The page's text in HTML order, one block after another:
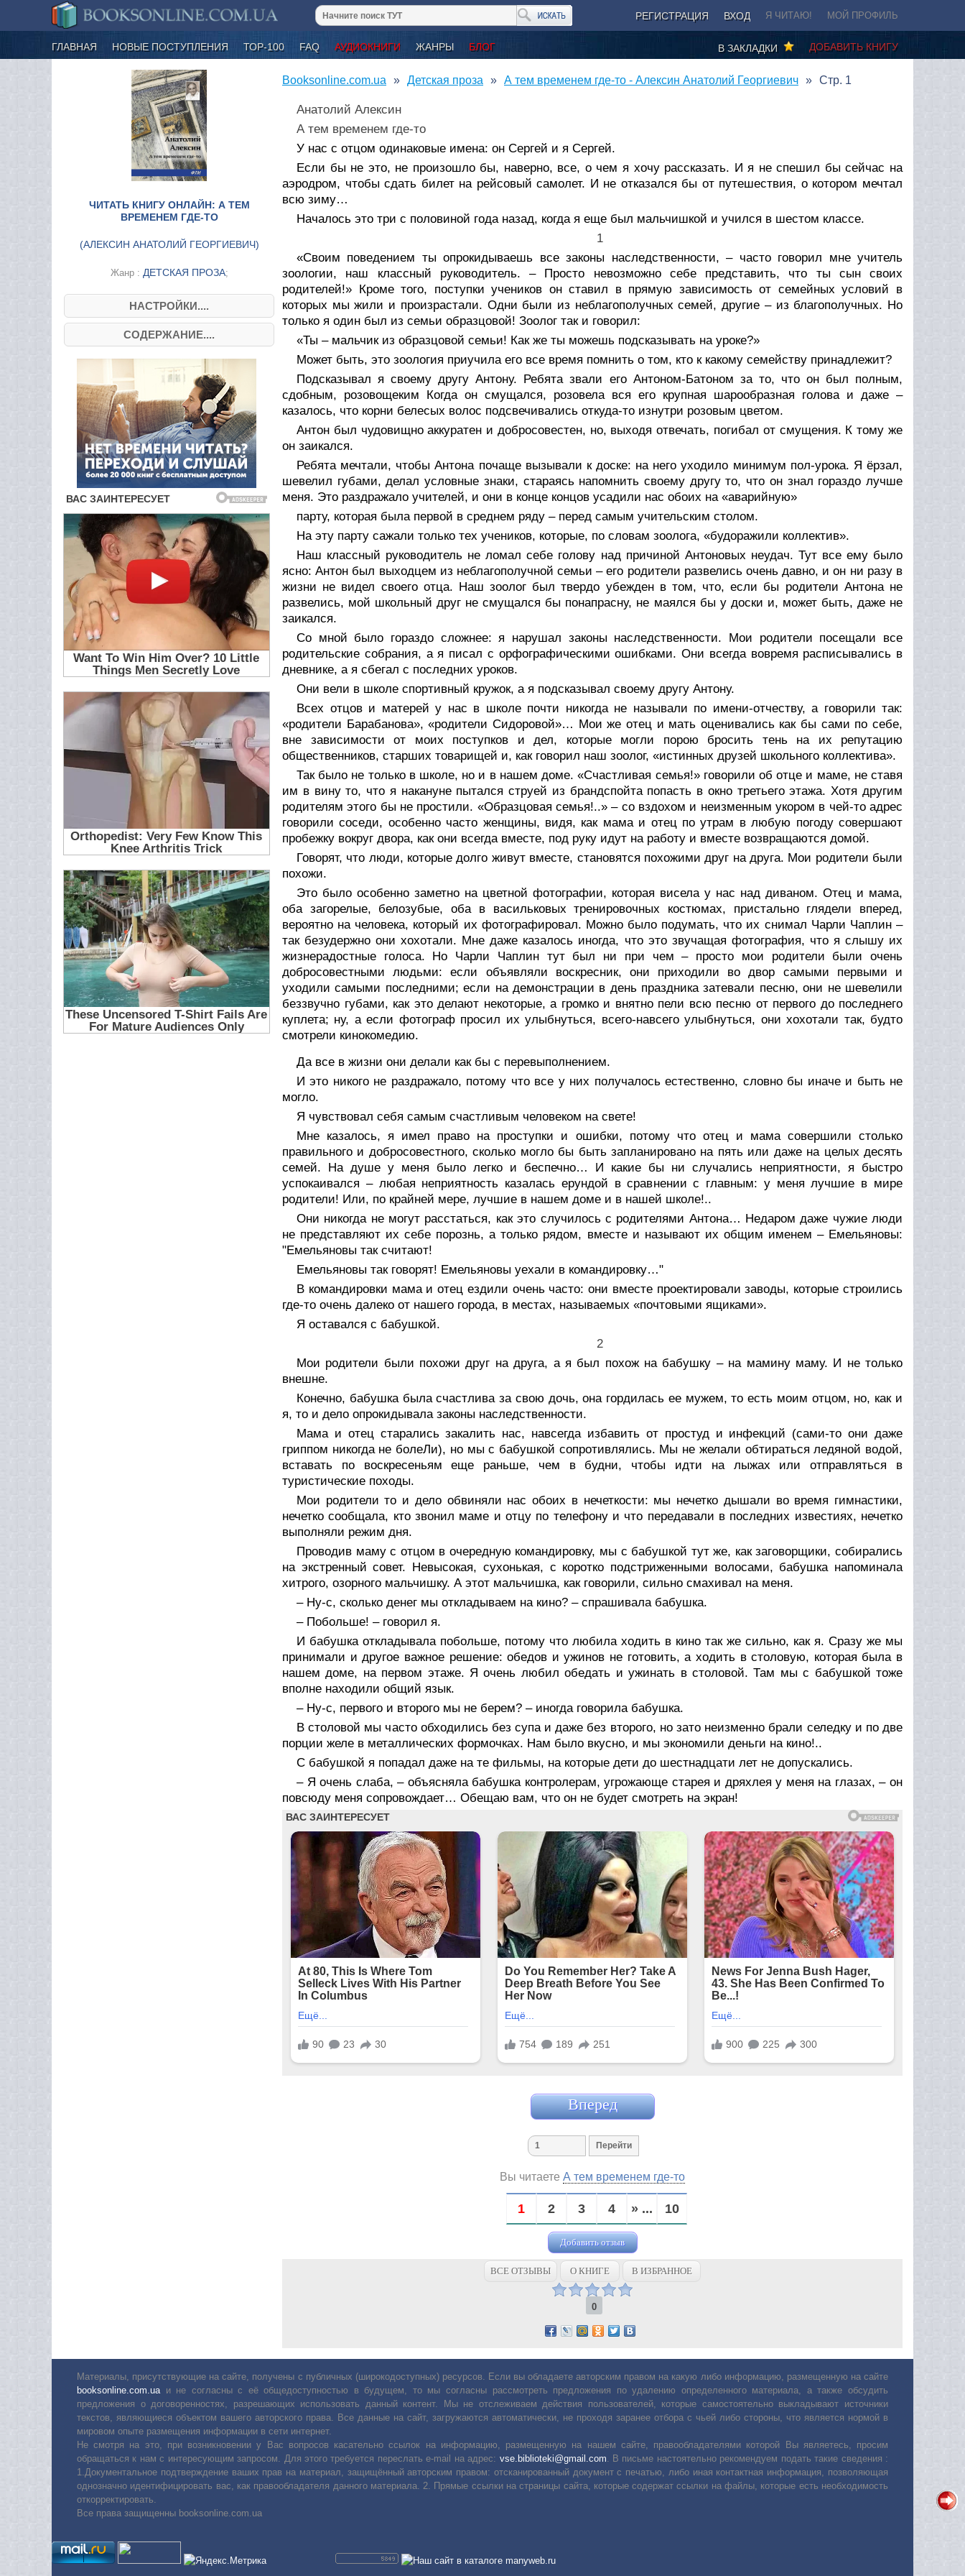
РЕГИСТРАЦИЯ ВХОД Я ЧИТАЮ! МОЙ ПРОФИЛЬ
ГЛАВНАЯ НОВЫЕ ПОСТУПЛЕНИЯ ТОР-100 FAQ АУДИОКНИГИ ЖАНРЫ БЛОГ ДОБАВИТЬ КНИГУ
В ЗАКЛАДКИ
ЧИТАТЬ КНИГУ ОНЛАЙН: А ТЕМ
ВРЕМЕНЕМ ГДЕ-ТО
(АЛЕКСИН АНАТОЛИЙ ГЕОРГИЕВИЧ)
Жанр : ДЕТСКАЯ ПРОЗА;
НАСТРОЙКИ....
СОДЕРЖАНИЕ....
Booksonline.com.ua Детская проза А тем временем где-то - Алексин Анатолий Георгиевич Стр. 1
Анатолий Алексин
А тем временем где-то
У нас с отцом одинаковые имена: он Сергей и я Сергей.
Если бы не это, не произошло бы, наверно, все, о чем я хочу рассказать. И я не спешил бы сейчас на
аэродром, чтобы сдать билет на рейсовый самолет. И не отказался бы от путешествия, о котором мечтал
всю зиму…
Началось это три с половиной года назад, когда я еще был мальчишкой и учился в шестом классе.
1
«Своим поведением ты опрокидываешь все законы наследственности, – часто говорил мне учитель
зоологии, наш классный руководитель. – Просто невозможно себе представить, что ты сын своих
родителей!» Кроме того, поступки учеников он ставил в прямую зависимость от семейных условий в
которых мы жили и произрастали. Одни были из неблагополучных семей, другие – из благополучных. Но
только я один был из семьи образцовой! Зоолог так и говорил:
«Ты – мальчик из образцовой семьи! Как же ты можешь подсказывать на уроке?»
Может быть, это зоология приучила его все время помнить о том, кто к какому семейству принадлежит?
Подсказывал я своему другу Антону. Ребята звали его Антоном-Батоном за то, что он был полным,
сдобным, розовощеким Когда он смущался, розовела вся его крупная шарообразная голова и даже –
казалось, что корни белесых волос подсвечивались откуда-то изнутри розовым цветом.
Антон был чудовищно аккуратен и добросовестен, но, выходя отвечать, погибал от смущения. К тому же
он заикался.
Ребята мечтали, чтобы Антона почаще вызывали к доске: на него уходило минимум пол-урока. Я ёрзал,
шевелил губами, делал условные знаки, стараясь напомнить своему другу то, что он знал гораздо лучше
меня. Это раздражало учителей, и они в конце концов усадили нас обоих на «аварийную»
парту, которая была первой в среднем ряду – перед самым учительским столом.
На эту парту сажали только тех учеников, которые, по словам зоолога, «будоражили коллектив».
Наш классный руководитель не ломал себе голову над причиной Антоновых неудач. Тут все ему было
ясно: Антон был выходцем из неблагополучной семьи – его родители развелись очень давно, и он ни разу в
жизни не видел своего отца. Наш зоолог был твердо убежден в том, что, если бы родители Антона не
развелись, мой школьный друг не смущался бы понапрасну, не маялся бы у доски и, может быть, даже не
заикался.
Со мной было гораздо сложнее: я нарушал законы наследственности. Мои родители посещали все
родительские собрания, а я писал с орфографическими ошибками. Они всегда вовремя расписывались в
дневнике, а я сбегал с последних уроков.
Они вели в школе спортивный кружок, а я подсказывал своему другу Антону.
Всех отцов и матерей у нас в школе почти никогда не называли по имени-отчеству, а говорили так:
«родители Барабанова», «родители Сидоровой»… Мои же отец и мать оценивались как бы сами по себе,
вне зависимости от моих поступков и дел, которые могли порою бросить тень на их репутацию
общественников, старших товарищей и, как говорил наш зоолог, «истинных друзей школьного коллектива».
Так было не только в школе, но и в нашем доме. «Счастливая семья!» говорили об отце и маме, не ставя
им в вину то, что я накануне пытался струей из брандспойта попасть в окно третьего этажа. Хотя другим
родителям этого бы не простили. «Образцовая семья!..» – со вздохом и неизменным укором в чей-то адрес
говорили соседи, особенно часто женщины, видя, как мама и отец по утрам в любую погоду совершают
пробежку вокруг двора, как они всегда вместе, под руку идут на работу и вместе возвращаются домой.
Говорят, что люди, которые долго живут вместе, становятся похожими друг на друга. Мои родители были
похожи.
Это было особенно заметно на цветной фотографии, которая висела у нас над диваном. Отец и мама,
оба загорелые, белозубые, оба в васильковых тренировочных костюмах, пристально глядели вперед,
вероятно на человека, который их фотографировал. Можно было подумать, что их снимал Чарли Чаплин –
так безудержно они хохотали. Мне даже казалось иногда, что это звучащая фотография, что я слышу их
жизнерадостные голоса. Но Чарли Чаплин тут был ни при чем – просто мои родители были очень
добросовестными людьми: если объявляли воскресник, они приходили во двор самыми первыми и
уходили самыми последними; если на демонстрации в день праздника затевали песню, они не шевелили
беззвучно губами, как это делают некоторые, а громко и внятно пели всю песню от первого до последнего
куплета; ну, а если фотограф просил их улыбнуться, всего-навсего улыбнуться, они хохотали так, будто
смотрели кинокомедию.
Да все в жизни они делали как бы с перевыполнением.
И это никого не раздражало, потому что все у них получалось естественно, словно бы иначе и быть не
могло.
Я чувствовал себя самым счастливым человеком на свете!
Мне казалось, я имел право на проступки и ошибки, потому что отец и мама совершили столько
правильного и добросовестного, сколько могло бы быть запланировано на пять или даже на целых десять
семей. На душе у меня было легко и беспечно… И какие бы ни случались неприятности, я быстро
успокаивался – любая неприятность казалась ерундой в сравнении с главным: у меня лучшие в мире
родители! Или, по крайней мере, лучшие в нашем доме и в нашей школе!..
Они никогда не могут расстаться, как это случилось с родителями Антона… Недаром даже чужие люди
не представляют их себе порознь, а только рядом, вместе и называют их общим именем – Емельяновы:
"Емельяновы так считают!
Емельяновы так говорят! Емельяновы уехали в командировку…"
В командировки мама и отец ездили очень часто: они вместе проектировали заводы, которые строились
где-то очень далеко от нашего города, в местах, называемых «почтовыми ящиками».
Я оставался с бабушкой.
2
Мои родители были похожи друг на друга, а я был похож на бабушку – на мамину маму. И не только
внешне.
Конечно, бабушка была счастлива за свою дочь, она гордилась ее мужем, то есть моим отцом, но, как и
я, то и дело опрокидывала законы наследственности.
Мама и отец старались закалить нас, навсегда избавить от простуд и инфекций (сами-то они даже
гриппом никогда не болеЛи), но мы с бабушкой сопротивлялись. Мы не желали обтираться ледяной водой,
вставать по воскресеньям еще раньше, чем в будни, чтобы идти на лыжах или отправляться в
туристические походы.
Мои родители то и дело обвиняли нас обоих в нечеткости: мы нечетко дышали во время гимнастики,
нечетко сообщала, кто звонил маме и отцу по телефону и что передавали в последних известиях, нечетко
выполняли режим дня.
Проводив маму с отцом в очередную командировку, мы с бабушкой тут же, как заговорщики, собирались
на экстренный совет. Невысокая, сухонькая, с коротко подстриженными волосами, бабушка напоминала
хитрого, озорного мальчишку. А этот мальчишка, как говорили, сильно смахивал на меня.
– Ну-с, сколько денег мы откладываем на кино? – спрашивала бабушка.
– Побольше! – говорил я.
И бабушка откладывала побольше, потому что любила ходить в кино так же сильно, как я. Сразу же мы
принимали и другое важное решение: обедов и ужинов не готовить, а ходить в столовую, которая была в
нашем доме, на первом этаже. Я очень любил обедать и ужинать в столовой. Там мы с бабушкой тоже
вполне находили общий язык.
– Ну-с, первого и второго мы не берем? – иногда говорила бабушка.
В столовой мы часто обходились без супа и даже без второго, но зато неизменно брали селедку и по две
порции желе в металлических формочках. Нам было вкусно, и мы экономили деньги на кино!..
С бабушкой я попадал даже на те фильмы, на которые дети до шестнадцати лет не допускались.
– Я очень слаба, – объясняла бабушка контролерам, угрожающе старея и дряхлея у меня на глазах, – он
повсюду меня сопровождает… Обещаю вам, что он не будет смотреть на экран!
Вперед
Вы читаете А тем временем где-то
1 2 3 4 » ... 10
Добавить отзыв
ВСЕ ОТЗЫВЫ О КНИГЕ В ИЗБРАННОЕ
0
Материалы, присутствующие на сайте, получены с публичных (широкодоступных) ресурсов. Если вы обладаете авторским правом на какую либо информацию, размещенную на сайте
booksonline.com.ua и не согласны с её общедоступностью в будущем, то мы согласны рассмотреть предложения по удалению определенного материала, а также обсудить
предложения о договоренностях, разрешающих использовать данный контент. Мы не отслеживаем действия пользователей, которые самостоятельно выкладывают источники
текстов, являющиеся объектом вашего авторского права. Все данные на сайт, загружаются автоматически, не проходя заранее отбора с чьей либо стороны, что является нормой в
мировом опыте размещения информации в сети интернет.
Не смотря на это, при возникновении у Вас вопросов касательно ссылок на информацию, размещенную на нашем сайте, правообладателями которой Вы являетесь, просим
обращаться к нам с интересующим запросом. Для этого требуется переслать е-mail на адрес: vse.biblioteki@gmail.com . В письме настоятельно рекомендуем подать такие сведения :
1.Документальное подтверждение ваших прав на материал, защищённый авторским правом: отсканированный документ с печатью, либо иная контактная информация, позволяющая
однозначно идентифицировать вас, как правообладателя данного материала. 2. Прямые ссылки на страницы сайта, которые содержат ссылки на файлы, которые есть необходимость
откорректировать.
Все права защищенны booksonline.com.ua